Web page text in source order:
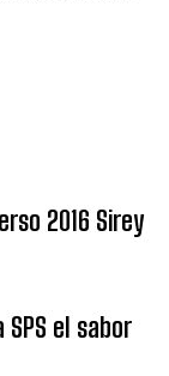
2016 Sirey
el sabor